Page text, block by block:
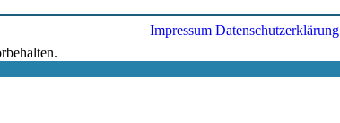
Impressum Datenschutzerklärung